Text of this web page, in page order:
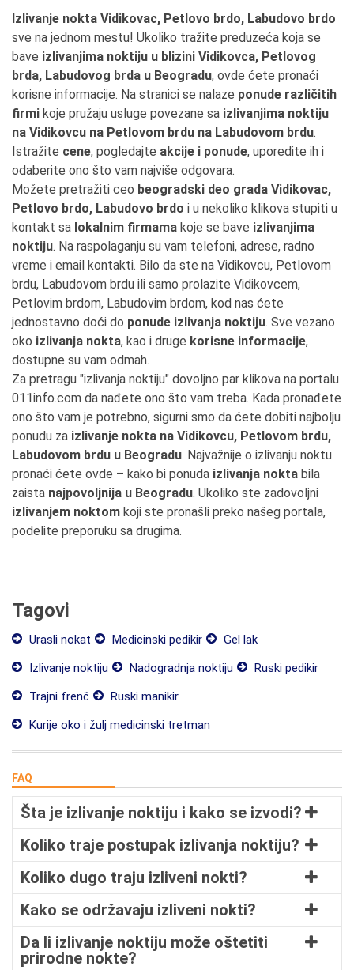
Izlivanje nokta Vidikovac, Petlovo brdo, Labudovo brdo
sve na jednom mestu! Ukoliko tražite preduzeća koja se
bave izlivanjima noktiju u blizini Vidikovca, Petlovog
brda, Labudovog brda u Beogradu, ovde ćete pronaći
korisne informacije. Na stranici se nalaze ponude različitih
firmi koje pružaju usluge povezane sa izlivanjima noktiju
na Vidikovcu na Petlovom brdu na Labudovom brdu.
Istražite cene, pogledajte akcije i ponude, uporedite ih i
odaberite ono što vam najviše odgovara.
Možete pretražiti ceo beogradski deo grada Vidikovac,
Petlovo brdo, Labudovo brdo i u nekoliko klikova stupiti u
kontakt sa lokalnim firmama koje se bave izlivanjima
noktiju. Na raspolaganju su vam telefoni, adrese, radno
vreme i email kontakti. Bilo da ste na Vidikovcu, Petlovom
brdu, Labudovom brdu ili samo prolazite Vidikovcem,
Petlovim brdom, Labudovim brdom, kod nas ćete
jednostavno doći do ponude izlivanja noktiju. Sve vezano
oko izlivanja nokta, kao i druge korisne informacije,
dostupne su vam odmah.
Za pretragu "izlivanja noktiju" dovoljno par klikova na portalu
011info.com da nađete ono što vam treba. Kada pronađete
ono što vam je potrebno, sigurni smo da ćete dobiti najbolju
ponudu za izlivanje nokta na Vidikovcu, Petlovom brdu,
Labudovom brdu u Beogradu. Najvažnije o izlivanju noktu
pronaći ćete ovde – kako bi ponuda izlivanja nokta bila
zaista najpovoljnija u Beogradu. Ukoliko ste zadovoljni
izlivanjem noktom koji ste pronašli preko našeg portala,
podelite preporuku sa drugima.
Tagovi
Urasli nokat Medicinski pedikir
Gel lak
Izlivanje noktiju
Nadogradnja noktiju
Ruski pedikir
Trajni frenč
Ruski manikir
Kurije oko i žulj medicinski tretman
FAQ
Šta je izlivanje noktiju i kako se izvodi?
Koliko traje postupak izlivanja noktiju?
Koliko dugo traju izliveni nokti?
Kako se održavaju izliveni nokti?
Da li izlivanje noktiju može oštetiti
prirodne nokte?